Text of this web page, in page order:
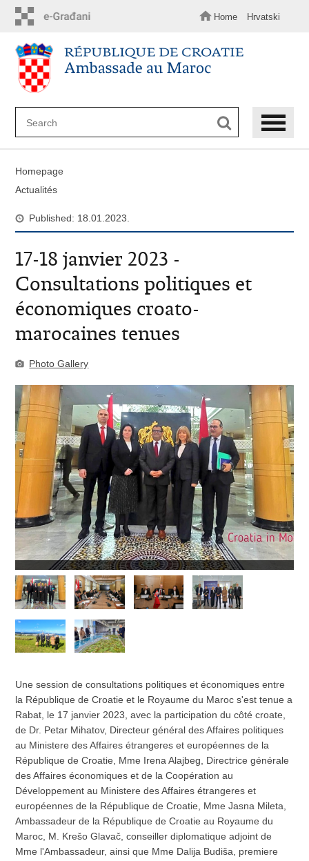
content
Home Hrvatski
Homepage
Actualités
Published: 18.01.2023.
17-18 janvier 2023 -
Consultations politiques et
économiques croato-
marocaines tenues
Photo Gallery
Une session de consultations politiques et économiques entre
la République de Croatie et le Royaume du Maroc s'est tenue a
Rabat, le 17 janvier 2023, avec la participation du côté croate,
de Dr. Petar Mihatov, Directeur général des Affaires politiques
au Ministere des Affaires étrangeres et européennes de la
République de Croatie, Mme Irena Alajbeg, Directrice générale
des Affaires économiques et de la Coopération au
Développement au Ministere des Affaires étrangeres et
européennes de la République de Croatie, Mme Jasna Mileta,
Ambassadeur de la République de Croatie au Royaume du
Maroc, M. Krešo Glavač, conseiller diplomatique adjoint de
Mme l'Ambassadeur, ainsi que Mme Dalija Budiša, premiere